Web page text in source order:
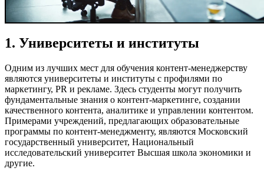
1. Университеты и институты
Одним из лучших мест для обучения контент-менеджерству
являются университеты и институты с профилями по
маркетингу, PR и рекламе. Здесь студенты могут получить
фундаментальные знания о контент-маркетинге, создании
качественного контента, аналитике и управлении контентом.
Примерами учреждений, предлагающих образовательные
программы по контент-менеджменту, являются Московский
государственный университет, Национальный
исследовательский университет Высшая школа экономики и
другие.